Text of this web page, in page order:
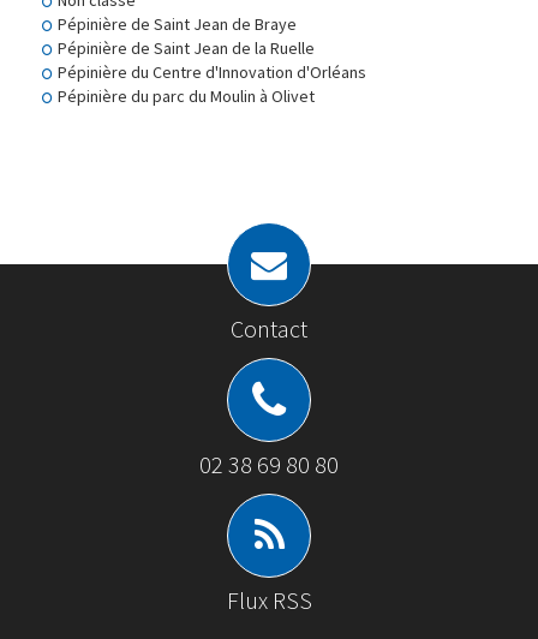
Pépinière de Saint Jean de Braye
Pépinière de Saint Jean de la Ruelle
Pépinière du Centre d'Innovation d'Orléans
Pépinière du parc du Moulin à Olivet
Contact
02 38 69 80 80
Flux RSS